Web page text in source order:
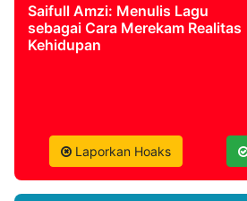
Saifull Amzi: Menulis Lagu
sebagai Cara Merekam Realitas
Kehidupan
Laporkan Hoaks